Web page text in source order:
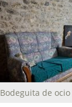
Bodeguita de ocio